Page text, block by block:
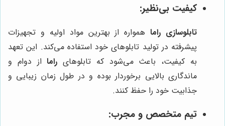
کیفیت بی‌نظیر:
تابلوسازی راماهمواره از بهترین مواد اولیه و تجهیزات
پیشرفته در تولید تابلوهای خود استفاده می‌کند. این تعهد
به کیفیت، باعث می‌شود که تابلوهای رامااز دوام و
ماندگاری بالایی برخوردار بوده و در طول زمان زیبایی و
جذابیت خود را حفظ کنند.
تیم متخصص و مجرب: